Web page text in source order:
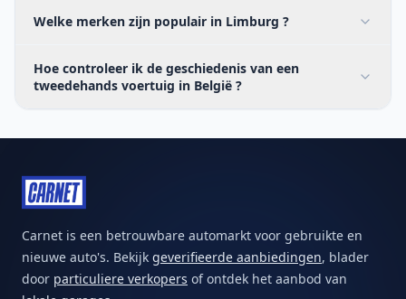
Welke merken zijn populair in Limburg ?
Hoe controleer ik de geschiedenis van een
tweedehands voertuig in België ?
Carnet is een betrouwbare automarkt voor gebruikte en
nieuwe auto's. Bekijk geverifieerde aanbiedingen, blader
door particuliere verkopers of ontdek het aanbod van